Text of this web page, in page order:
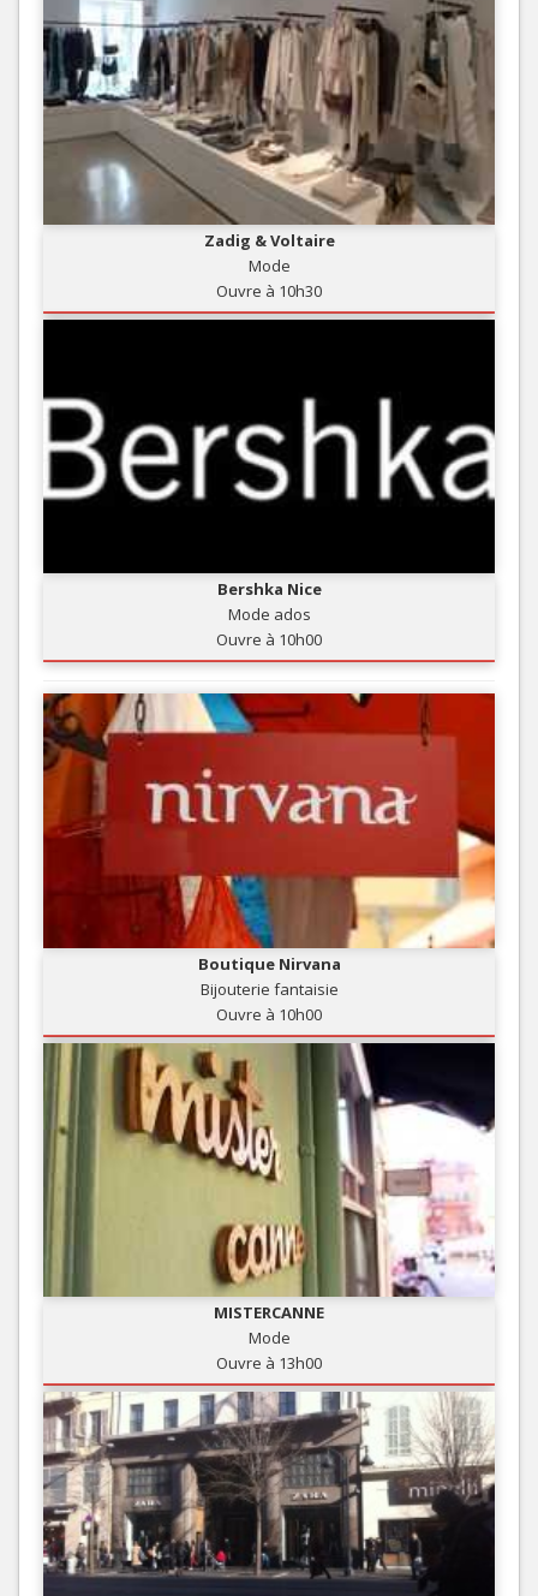
Zadig & Voltaire
Mode
Ouvre à 10h30
Bershka Nice
Mode ados
Ouvre à 10h00
Boutique Nirvana
Bijouterie fantaisie
Ouvre à 10h00
MISTERCANNE
Mode
Ouvre à 13h00